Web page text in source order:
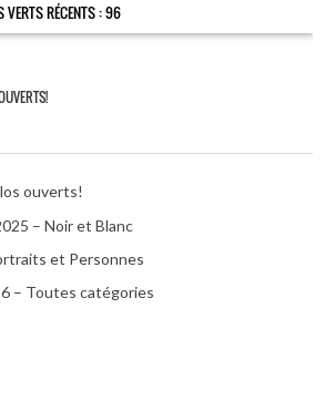
VERTS RÉCENTS :96
ouverts!
– Noir et Blanc
et Personnes
– Toutes catégories